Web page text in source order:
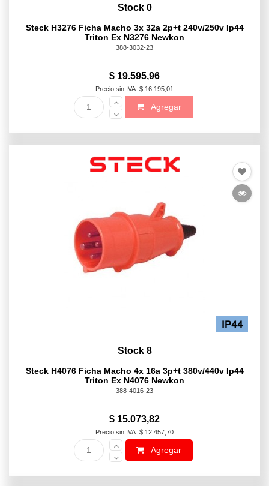
Stock 0
Steck H3276 Ficha Macho 3x 32a 2p+t 240v/250v Ip44
Triton Ex N3276 Newkon
388-3032-23
$ 19.595,96
Precio sin IVA: $ 16.195,01
Agregar
Stock 8
Steck H4076 Ficha Macho 4x 16a 3p+t 380v/440v Ip44
Triton Ex N4076 Newkon
388-4016-23
$ 15.073,82
Precio sin IVA: $ 12.457,70
Agregar